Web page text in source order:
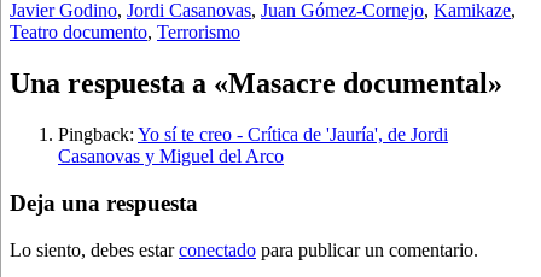
Javier Godino, Jordi Casanovas, Juan Gómez-Cornejo, Kamikaze,
Teatro documento, Terrorismo
Una respuesta a «Masacre documental»
Pingback: Yo sí te creo - Crítica de 'Jauría', de Jordi
Casanovas y Miguel del Arco
Deja una respuesta
Lo siento, debes estarconectado para publicar un comentario.